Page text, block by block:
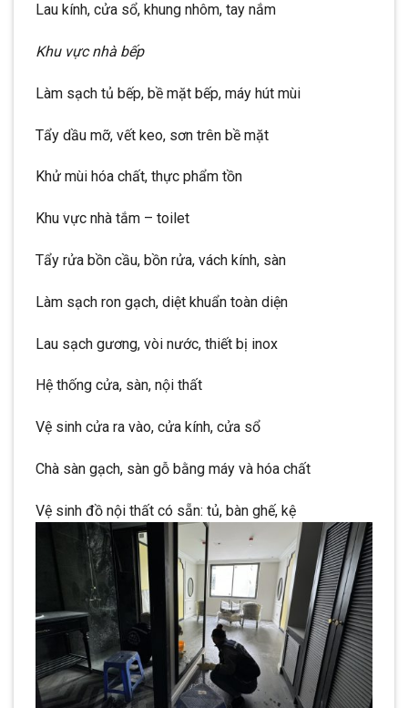
Lau kính, cửa sổ, khung nhôm, tay nắm
Khu vực nhà bếp
Làm sạch tủ bếp, bề mặt bếp, máy hút mùi
Tẩy dầu mỡ, vết keo, sơn trên bề mặt
Khử mùi hóa chất, thực phẩm tồn
Khu vực nhà tắm – toilet
Tẩy rửa bồn cầu, bồn rửa, vách kính, sàn
Làm sạch ron gạch, diệt khuẩn toàn diện
Lau sạch gương, vòi nước, thiết bị inox
Hệ thống cửa, sàn, nội thất
Vệ sinh cửa ra vào, cửa kính, cửa sổ
Chà sàn gạch, sàn gỗ bằng máy và hóa chất
Vệ sinh đồ nội thất có sẵn: tủ, bàn ghế, kệ